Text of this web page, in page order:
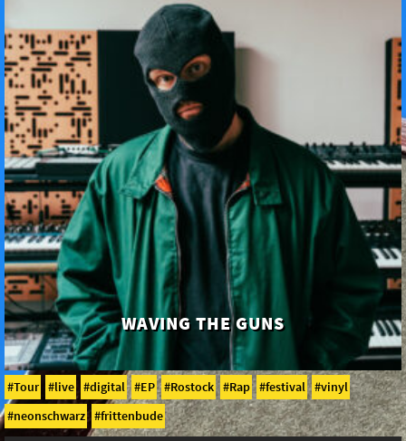
WAVING THE GUNS
Tour live digital EP Rostock Rap festival
vinyl
neonschwarz
frittenbude